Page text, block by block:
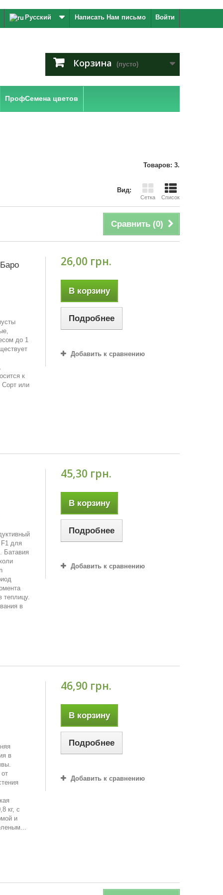
Войти
Написать Нам письмо
Русский
Корзина (пусто)
ПрофСемена цветов
Товаров: 3.
Вид:
Сетка Список
Сравнить (0)
до 1
к
Сорт или
26,00 грн.
В корзину
Подробнее
Добавить к сравнению
F1 для
Батавия
теплицу.
в
45,30 грн.
В корзину
Подробнее
Добавить к сравнению
в
кг, с
и
46,90 грн.
В корзину
Подробнее
Добавить к сравнению